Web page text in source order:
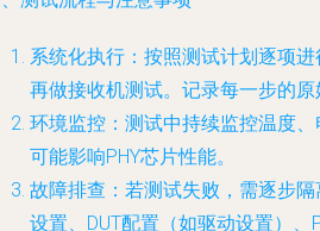
系统化执行 ：按照测试计划逐项
再做接收机测试。记录每一步的
环境监控 ：测试中持续监控温度
可能影响PHY芯片性能。
故障排查 ：若测试失败，需逐步
设置、DUT配置（如驱动设置）